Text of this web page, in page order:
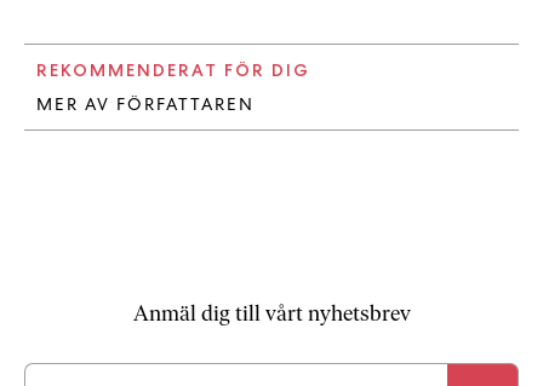
REKOMMENDERAT FÖR DIG
MER AV FÖRFATTAREN
Anmäl dig till vårt nyhetsbrev